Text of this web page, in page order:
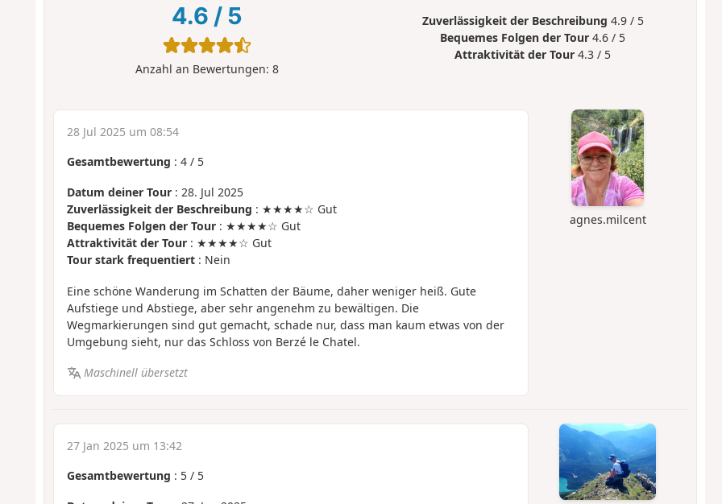
4.6 / 5
Anzahl an Bewertungen: 8
Zuverlässigkeit der Beschreibung 4.9 / 5
Bequemes Folgen der Tour 4.6 / 5
Attraktivität der Tour 4.3 / 5
agnes.milcent
28 Jul 2025 um 08:54
Gesamtbewertung : 4/ 5
Datum deiner Tour: 28. Jul 2025
Zuverlässigkeit der Beschreibung : ★★★★☆ Gut
Bequemes Folgen der Tour: ★★★★☆ Gut
Attraktivität der Tour: ★★★★☆ Gut
Tour stark frequentiert: Nein
Eine schöne Wanderung im Schatten der Bäume, daher weniger heiß. Gute
Aufstiege und Abstiege, aber sehr angenehm zu bewältigen. Die
Wegmarkierungen sind gut gemacht, schade nur, dass man kaum etwas von der
Umgebung sieht, nur das Schloss von Berzé le Chatel.
Maschinell übersetzt
27 Jan 2025 um 13:42
Gesamtbewertung : 5/ 5